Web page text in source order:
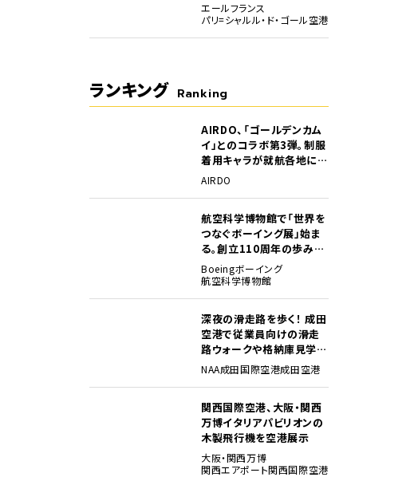
エールフランス
パリ=シャルル・ド・ゴール空港
ランキング Ranking
AIRDO、「ゴールデンカム
イ」とのコラボ第3弾。制服
着用キャラが就航各地に登
場
AIRDO
航空科学博物館で「世界を
つなぐボーイング展」始ま
る。創立110周年の歩みを
貴重な資料でたどる
Boeingボーイング
航空科学博物館
深夜の滑走路を歩く！ 成田
空港で従業員向けの滑走
路ウォークや格納庫見学イ
ベントを初開催
NAA成田国際空港成田空港
関西国際空港、大阪・関西
万博イタリアパビリオンの
木製飛行機を空港展示
大阪・関西万博
関西エアポート関西国際空港